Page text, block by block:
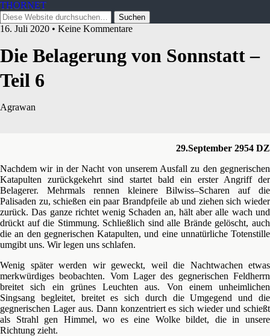
THORNET
16. Juli 2020 • Keine Kommentare
Die Belagerung von Sonnstatt –
Teil 6
Agrawan
29.September 2954 DZ
Nachdem wir in der Nacht von unserem Ausfall zu den gegnerischen
Katapulten zurückgekehrt sind startet bald ein erster Angriff der
Belagerer. Mehrmals rennen kleinere Bilwiss–Scharen auf die
Palisaden zu, schießen ein paar Brandpfeile ab und ziehen sich wieder
zurück. Das ganze richtet wenig Schaden an, hält aber alle wach und
drückt auf die Stimmung. Schließlich sind alle Brände gelöscht, auch
die an den gegnerischen Katapulten, und eine unnatürliche Totenstille
umgibt uns. Wir legen uns schlafen.
Wenig später werden wir geweckt, weil die Nachtwachen etwas
merkwürdiges beobachten. Vom Lager des gegnerischen Feldherrn
breitet sich ein grünes Leuchten aus. Von einem unheimlichen
Singsang begleitet, breitet es sich durch die Umgegend und die
gegnerischen Lager aus. Dann konzentriert es sich wieder und schießt
als Strahl gen Himmel, wo es eine Wolke bildet, die in unsere
Richtung zieht.